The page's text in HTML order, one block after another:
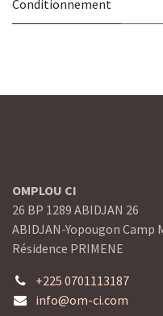
Conditionnement
OMPLOU CI
26 BP 1289 ABIDJAN 26
ABIDJAN-Yopougon Camp
Résidence PRIMENE
+225 0701113187
info@om-ci.com